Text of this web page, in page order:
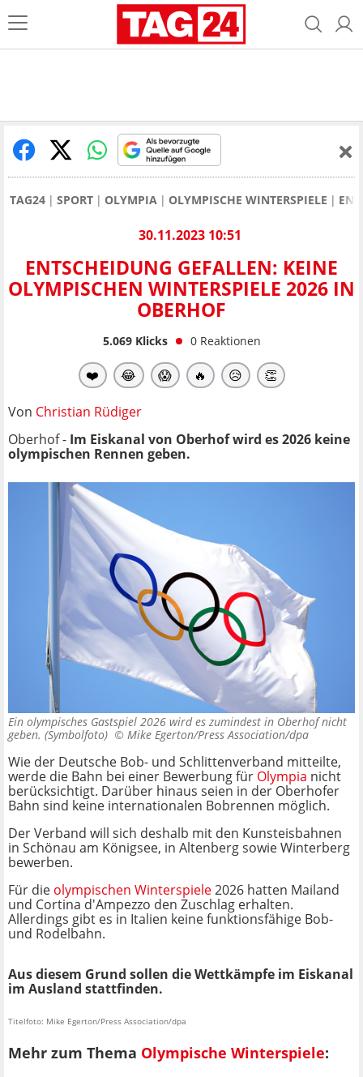
TAG24 SPORT OLYMPIA OLYMPISCHE WINTERSPIELE
30.11.2023 10:51
ENTSCHEIDUNG GEFALLEN: KEINE
OLYMPISCHEN WINTERSPIELE 2026 IN
OBERHOF
5.069Klicks 0 Reaktionen
❤️ 😂 😱 🔥 😥 👏
Von Christian Rüdiger
Oberhof - Im Eiskanal von Oberhof wird es 2026 keine
olympischen Rennen geben.
Ein olympisches Gastspiel 2026 wird es zumindest in Oberhof nicht
geben. (Symbolfoto) © Mike Egerton/Press Association/dpa
Wie der Deutsche Bob- und Schlittenverband mitteilte,
werde die Bahn bei einer Bewerbung für Olympia nicht
berücksichtigt. Darüber hinaus seien in der Oberhofer
Bahn sind keine internationalen Bobrennen möglich.
Der Verband will sich deshalb mit den Kunsteisbahnen
in Schönau am Königsee, in Altenberg sowie Winterberg
bewerben.
Für die olympischen Winterspiele2026 hatten Mailand
und Cortina d'Ampezzo den Zuschlag erhalten.
Allerdings gibt es in Italien keine funktionsfähige Bob-
und Rodelbahn.
Aus diesem Grund sollen die Wettkämpfe im Eiskanal
im Ausland stattfinden.
Titelfoto: Mike Egerton/Press Association/dpa
Mehr zum Thema Olympische Winterspiele: